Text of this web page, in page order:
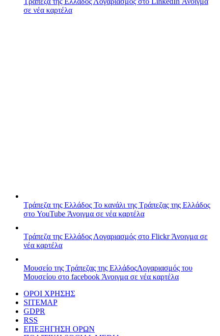
σε νέα καρτέλα
Τράπεζα της Ελλάδος Το κανάλι της Τράπεζας της Ελλάδος
στο YouTube Άνοιγμα σε νέα καρτέλα
Τράπεζα της Ελλάδος Λογαριασμός στο FlickrΆνοιγμα σε
νέα καρτέλα
Μουσείο της Τράπεζας της ΕλλάδοςΛογαριασμός του
Μουσείου στο facebook Άνοιγμα σε νέα καρτέλα
ΟΡΟΙ ΧΡΗΣΗΣ
SITEMAP
GDPR
RSS
ΕΠΕΞΗΓΗΣΗ ΟΡΩΝ